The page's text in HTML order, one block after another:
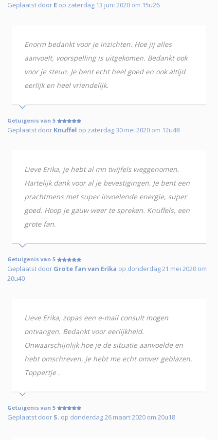
Geplaatst door E op zaterdag 13 juni 2020 om 15u26
Enorm bedankt voor je inzichten. Hoe jij alles
aanvoelt, voorspelling is uitgekomen. Bedankt ook
voor je steun. Je bent echt heel goed en ook altijd
eerlijk en heel vriendelijk.
Getuigenis van 5
Geplaatst door Knuffel op zaterdag 30 mei 2020 om 12u48
Lieve Erika, je hebt al mn twijfels weggenomen.
Hartelijk dank voor al je bevestigingen. Je bent een
prachtmens met super invoelende energie, super
goed. Hoop je gauw weer te spreken. Knuffels, een
grote fan.
Getuigenis van 5
Geplaatst door Grote fan van Erika op donderdag 21 mei 2020 om
20u40
Lieve Erika, zopas een e-mail consult mogen
ontvangen. Bedankt voor eerlijkheid.
Onwaarschijnlijk hoe je de situatie aanvoelde en
hebt omschreven. Je hebt me echt omver geblazen.
Toppertje .
Getuigenis van 5
Geplaatst door S. op donderdag 26 maart 2020 om 20u18